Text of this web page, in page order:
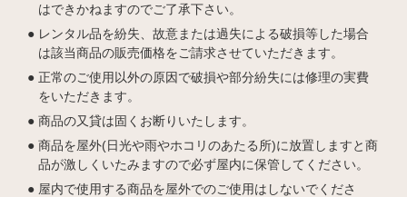
はできかねますのでご了承下さい。
レンタル品を紛失、故意または過失による破損等した場合
は該当商品の販売価格をご請求させていただきます。
正常のご使用以外の原因で破損や部分紛失には修理の実費
をいただきます。
商品の又貸は固くお断りいたします。
商品を屋外(日光や雨やホコリのあたる所)に放置しますと商
品が激しくいたみますので必ず屋内に保管してください。
屋内で使用する商品を屋外でのご使用はしないでくださ